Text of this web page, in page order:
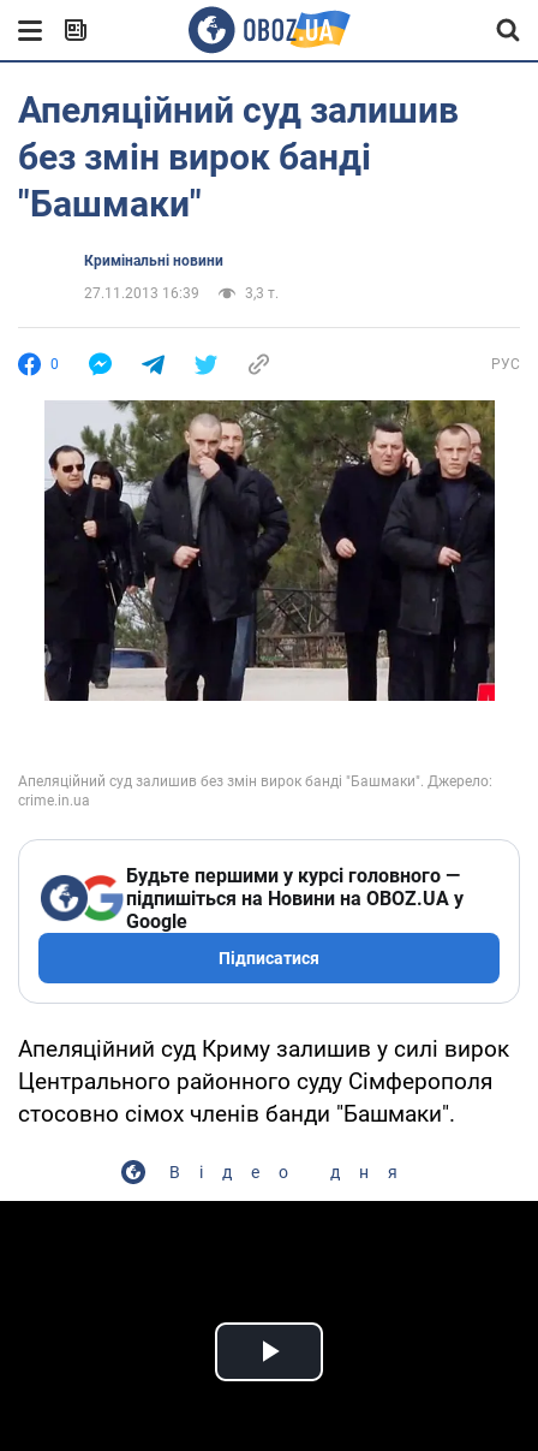
Апеляційний суд залишив
без змін вирок банді
"Башмаки"
Кримінальні новини
27.11.2013 16:39
3,3 т.
0 РУС
Будьте першими у курсі головного —
підпишіться на Новини на OBOZ.UA у
Google
Підписатися
Апеляційний суд Криму залишив у силі вирок
Центрального районного суду Сімферополя
стосовно сімох членів банди "Башмаки".
Відео дня
Play Video